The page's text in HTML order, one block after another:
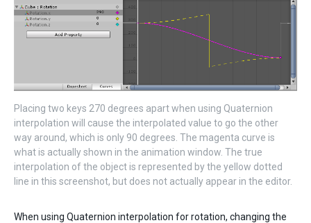
Placing two keys 270 degrees apart when using Quaternion
interpolation will cause the interpolated value to go the other
way around, which is only 90 degrees. The magenta curve is
what is actually shown in the animation window. The true
interpolation of the object is represented by the yellow dotted
line in this screenshot, but does not actually appear in the editor.
When using Quaternion interpolation for rotation, changing the